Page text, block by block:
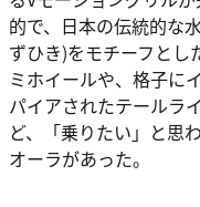
的で、日本の伝統的な
ずひき)をモチーフとし
ミホイールや、格子に
パイアされたテールラ
ど、「乗りたい」と思
オーラがあった。